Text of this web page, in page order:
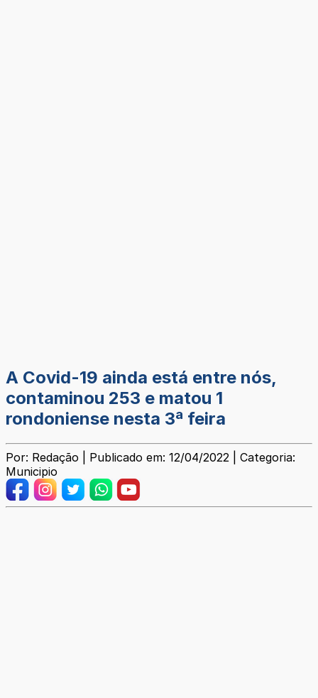
A Covid-19 ainda está entre nós,
contaminou 253 e matou 1
rondoniense nesta 3ª feira
Por: Redação | Publicado em: 12/04/2022 | Categoria:
Municipio